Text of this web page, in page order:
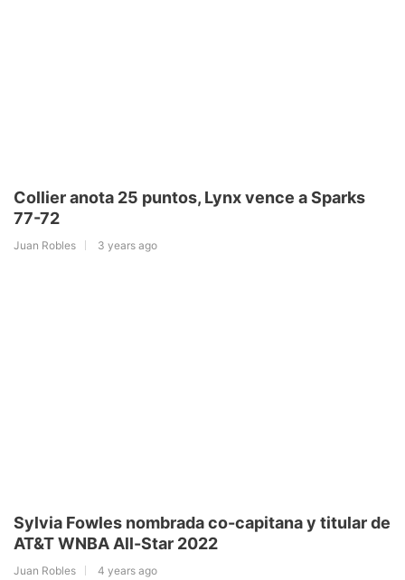
Collier anota 25 puntos, Lynx vence a Sparks
77-72
Juan Robles 3 years ago
Sylvia Fowles nombrada co-capitana y titular de
AT&T WNBA All-Star 2022
Juan Robles 4 years ago